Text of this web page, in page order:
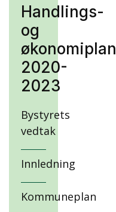
Handlings-
og
økonomiplan
2020-
2023
Bystyrets
vedtak
Innledning
Kommuneplan